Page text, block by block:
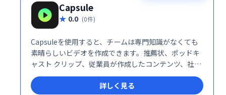
Capsule
0.0 (0件)
Capsuleを使用すると、チームは専門知識がなくても
素晴らしいビデオを作成できます。推薦状、ポッドキ
ャスト クリップ、従業員が作成したコンテンツ、社内
コミュニケーション ビデオ、販売と成功のビデオなど
を作成します。
詳しく見る